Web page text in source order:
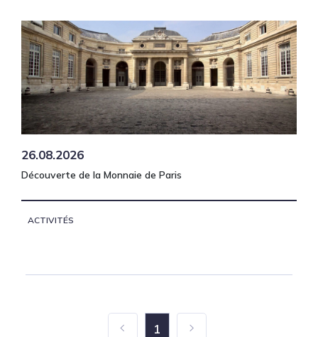
26.08.2026
Découverte de la Monnaie de Paris
ACTIVITÉS
1